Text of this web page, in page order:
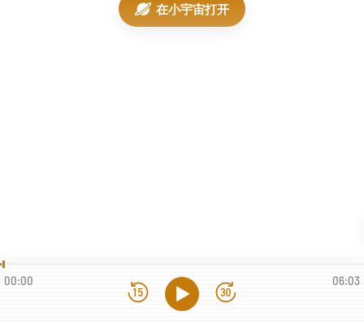
在小宇宙打开
00:00 06:03